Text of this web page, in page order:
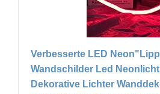
Verbesserte LED
Wandschilder Led
Dekorative Lichter